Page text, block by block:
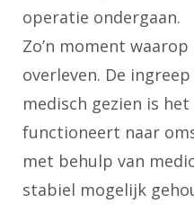
operatie ondergaan.
Zo’n moment
overleven. De
medisch gezien is
functioneert naar
met behulp van
stabiel mogelijk